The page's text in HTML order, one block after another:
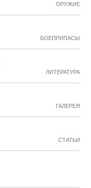
ОРУЖИЕ
БОЕПРИПАСЫ
ЛИТЕРАТУРА
ГАЛЕРЕЯ
СТАТЬИ